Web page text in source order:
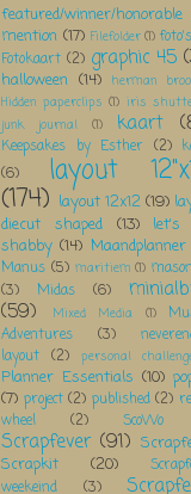
featured/winner/honorable
mention (17) Filefolder (1) foto's
Fotokaart (2) graphic 45
halloween (14) herman
Hidden paperclips (1) iris
junk journal
(1) kaart
Keepsakes by Esther (2)
(6)
layout
(174) layout 12x12 (19)
diecut shaped
(13)
let's
shabby (14) Maandplanner
Manus (5) maritiem (1)
(3)
Midas (6)
(59) Mixed Media (1)
Adventures
(3)
layout (2) personal
Planner Essentials (10)
(7) project (2) published (2)
wheel
(2) ScoWo
Scrapfever (91)
Scrapkit
(20)
weekeind
(3)